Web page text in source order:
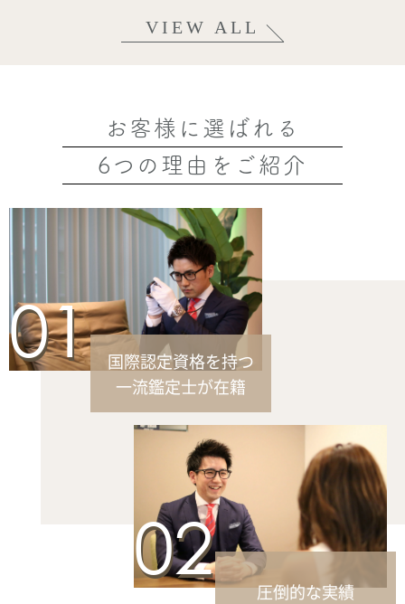
買取参考価格 33,000円
買取参考価格 45,000円
買取参考価格 25,000円
シャネル ココマーク レザー パテン
ト リボン フラットシュ...
買取参考価格 44,000円
買取参考価格 52,000円
買取参考価格 15,000円
VIEW ALL
お客様に選ばれる
6つの理由をご紹介
01
国際認定資格を持つ
一流鑑定士が在籍
02
圧倒的な実績